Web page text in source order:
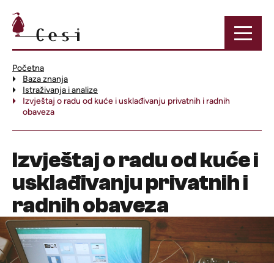
Početna
Baza znanja
Istraživanja i analize
Izvještaj o radu od kuće i usklađivanju privatnih i radnih
obaveza
Izvještaj o radu od kuće i
usklađivanju privatnih i
radnih obaveza